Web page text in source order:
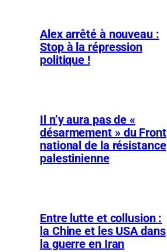
Alex arrêté à nouveau :
Stop à la répression
politique !
Il n’y aura pas de «
désarmement » du Front
national de la résistance
palestinienne
Entre lutte et collusion :
la Chine et les USA dans
la guerre en Iran